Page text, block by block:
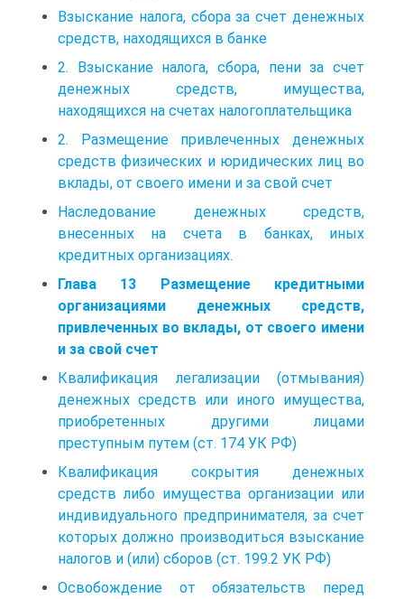
Взыскание налога, сбора за счет денежных
средств, находящихся в банке
2. Взыскание налога, сбора, пени за счет
денежных средств, имущества,
находящихся на счетах налогоплательщика
2. Размещение привлеченных денежных
средств физических и юридических лиц во
вклады, от своего имени и за свой счет
Наследование денежных средств,
внесенных на счета в банках, иных
кредитных организациях.
Глава 13 Размещение кредитными
организациями денежных средств,
привлеченных во вклады, от своего имени
и за свой счет
Квалификация легализации (отмывания)
денежных средств или иного имущества,
приобретенных другими лицами
преступным путем (ст. 174 УК РФ)
Квалификация сокрытия денежных
средств либо имущества организации или
индивидуального предпринимателя, за счет
которых должно производиться взыскание
налогов и (или) сборов (ст. 199.2 УК РФ)
Освобождение от обязательств перед